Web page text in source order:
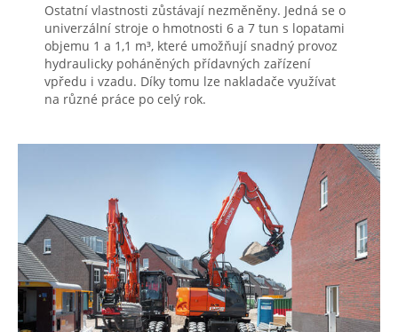
Ostatní vlastnosti zůstávají nezměněny. Jedná se o
univerzální stroje o hmotnosti 6 a 7 tun s lopatami
objemu 1 a 1,1 m³, které umožňují snadný provoz
hydraulicky poháněných přídavných zařízení
vpředu i vzadu. Díky tomu lze nakladače využívat
na různé práce po celý rok.